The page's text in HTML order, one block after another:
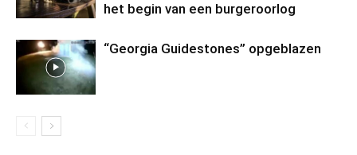
het begin van een burgeroorlog
“Georgia Guidestones” opgeblazen